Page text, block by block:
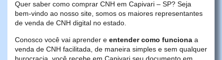
Quer saber como comprar CNH em Capivari – SP? Seja
bem-vindo ao nosso site, somos os maiores representantes
de venda de CNH digital no estado.
Conosco você vai aprender e entender como funciona a
venda de CNH facilitada, de maneira simples e sem qualquer